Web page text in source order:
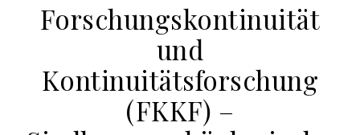
Forschungskontinuität
und
Kontinuitätsforschung
(FKKF) –